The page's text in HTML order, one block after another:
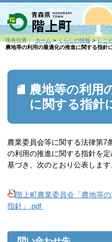
現在位置： ホーム くらしの情報 しご
農地等の利用の最適化の推進に関する指針
農地等の利用
に関する指針
農業委員会等に関する法律第7
の利用の推進に関する指針を
基づき、次のとおり公表します
階上町農業委員会「農地等
指針」.pdf